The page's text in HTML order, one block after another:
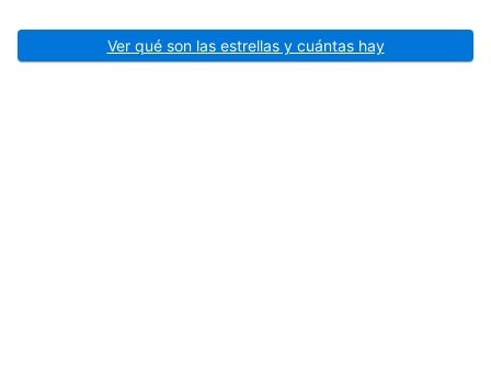
Ver qué son las estrellas y cuántas hay